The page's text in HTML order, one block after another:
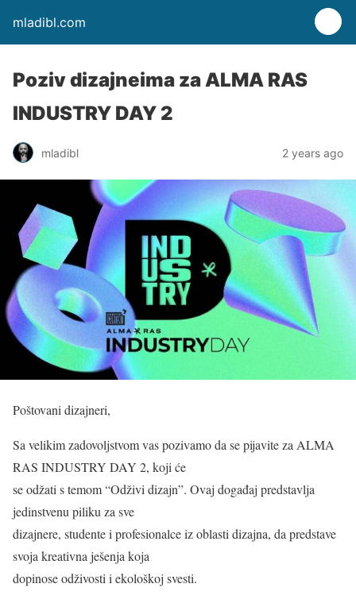
mladibl.com
Poziv dizajneima za ALMA RAS
INDUSTRY DAY 2
mladibl 2 years ago
Poštovani dizajneri,
Sa velikim zadovoljstvom vas pozivamo da se pijavite za ALMA
RAS INDUSTRY DAY 2, koji će
se odžati s temom “Odživi dizajn”. Ovaj događaj predstavlja
jedinstvenu piliku za sve
dizajnere, studente i profesionalce iz oblasti dizajna, da predstave
svoja kreativna ješenja koja
dopinose odživosti i ekološkoj svesti.